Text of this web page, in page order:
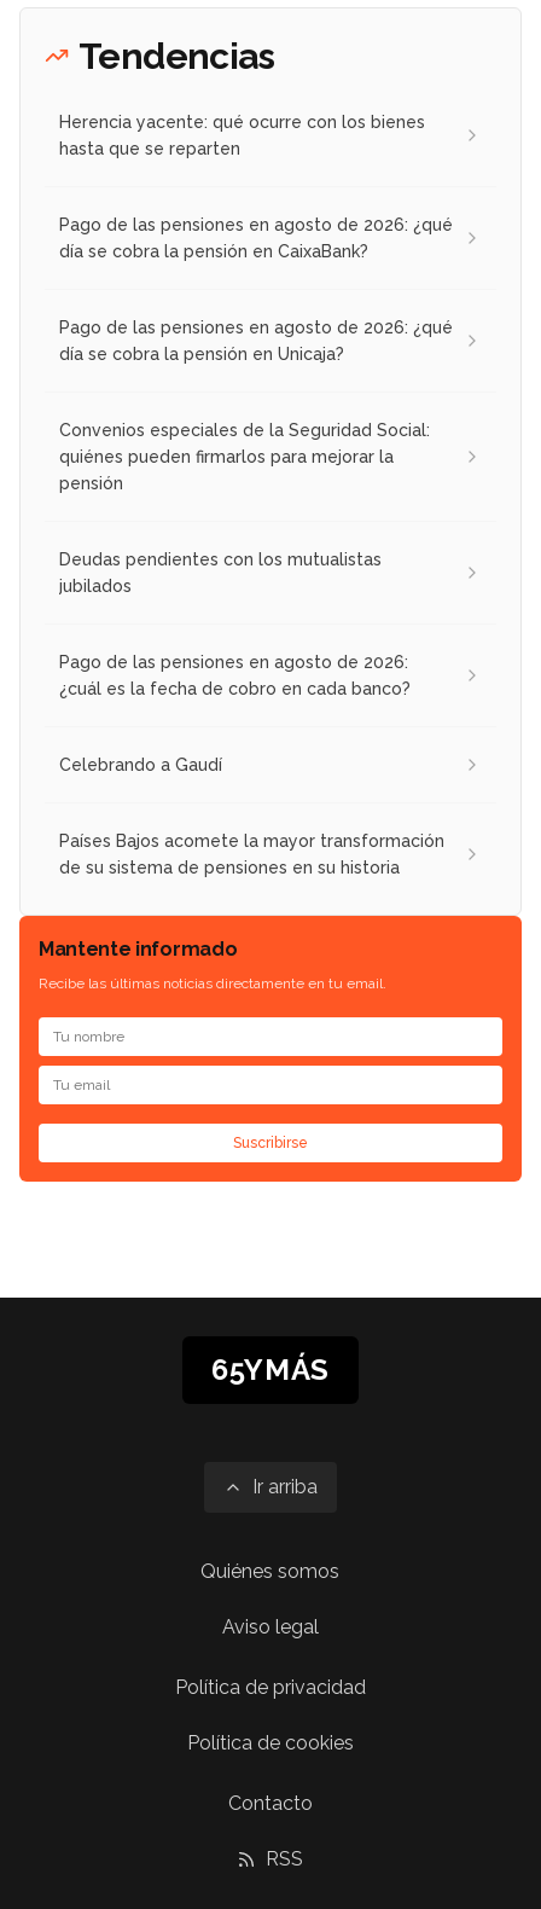
Tendencias
Herencia yacente: qué ocurre con los bienes
hasta que se reparten
Pago de las pensiones en agosto de 2026: ¿qué
día se cobra la pensión en CaixaBank?
Pago de las pensiones en agosto de 2026: ¿qué
día se cobra la pensión en Unicaja?
Convenios especiales de la Seguridad Social:
quiénes pueden firmarlos para mejorar la
pensión
Deudas pendientes con los mutualistas
jubilados
Pago de las pensiones en agosto de 2026:
¿cuál es la fecha de cobro en cada banco?
Celebrando a Gaudí
Países Bajos acomete la mayor transformación
de su sistema de pensiones en su historia
Mantente informado
Recibe las últimas noticias directamente en tu email.
Suscribirse
65YMÁS
Ir arriba
Quiénes somos
Aviso legal
Política de privacidad
Política de cookies
Contacto
RSS